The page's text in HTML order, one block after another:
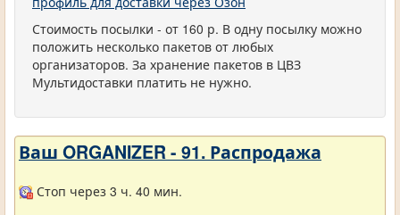
Стоимость посылки - от 160 р. В одну посылку можно
положить несколько пакетов от любых
организаторов. За хранение пакетов в ЦВЗ
Мультидоставки платить не нужно.
Ваш ORGANIZER - 91. Распродажа
Стоп через 3 ч. 40 мин.